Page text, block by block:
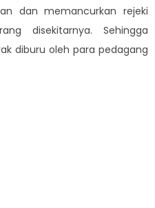
dan memancurkan rejeki
disekitarnya. Sehingga
diburu oleh para pedagang